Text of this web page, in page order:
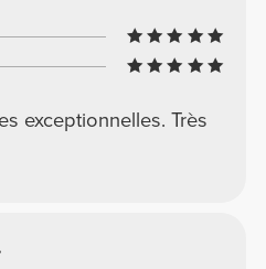
exceptionnelles. Très